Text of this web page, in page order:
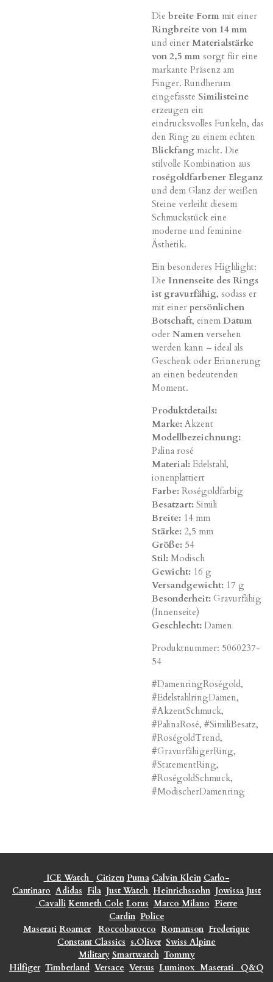
Die breite Form mit einer
Ringbreite von 14 mm
und einer Materialstärke
von 2,5 mm sorgt für eine
markante Präsenz am
Finger. Rundherum
eingefasste Similisteine
erzeugen ein
eindrucksvolles Funkeln, das
den Ring zu einem echten
Blickfang macht. Die
stilvolle Kombination aus
roségoldfarbener Eleganz
und dem Glanz der weißen
Steine verleiht diesem
Schmuckstück eine
moderne und feminine
Ästhetik.
Ein besonderes Highlight:
Die Innenseite des Rings
ist gravurfähig, sodass er
mit einer persönlichen
Botschaft, einem Datum
oder Namen versehen
werden kann – ideal als
Geschenk oder Erinnerung
an einen bedeutenden
Moment.
Produktdetails:
Marke: Akzent
Modellbezeichnung:
Palina rosé
Material: Edelstahl,
ionenplattiert
Farbe: Roségoldfarbig
Besatzart: Simili
Breite: 14 mm
Stärke: 2,5 mm
Größe: 54
Stil: Modisch
Gewicht: 16 g
Versandgewicht: 17 g
Besonderheit: Gravurfähig
(Innenseite)
Geschlecht: Damen
Produktnummer: 5060237-
54
#DamenringRoségold,
#EdelstahlringDamen,
#AkzentSchmuck,
#PalinaRosé, #SimiliBesatz,
#RoségoldTrend,
#GravurfähigerRing,
#StatementRing,
#RoségoldSchmuck,
#ModischerDamenring
ICE Watch Citizen Puma Calvin Klein Carlo-
Cantinaro Adidas Fila Just Watch Heinrichssohn Jowissa Just
Cavalli Kenneth Cole Lorus Marco Milano Pierre
Cardin Police
Maserati Roamer Roccobarocco Romanson Frederique
Constant Classics s.Oliver Swiss Alpine
Military Smartwatch Tommy
Hilfiger Timberland Versace Versus Luminox Maserati Q&Q